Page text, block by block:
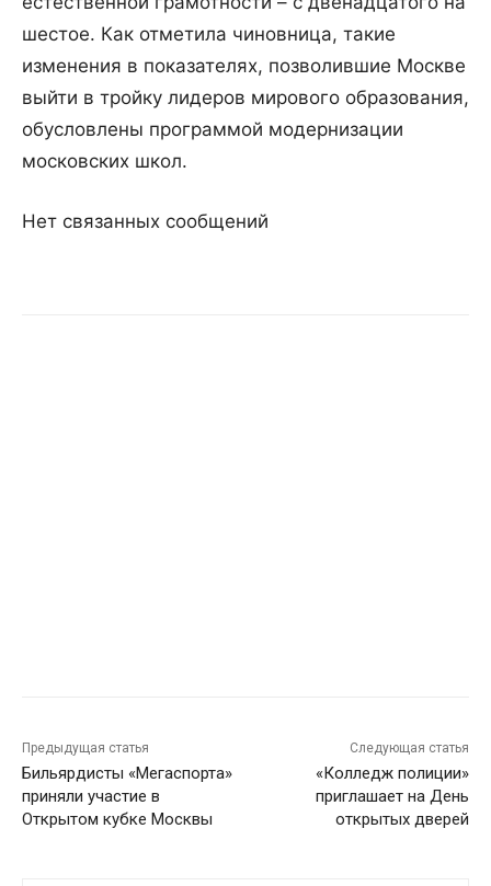
шестое. Как отметила чиновница, такие
изменения в показателях, позволившие Москве
выйти в тройку лидеров мирового образования,
обусловлены программой модернизации
московских школ.
Нет связанных сообщений
Предыдущая статья
Бильярдисты «Мегаспорта»
приняли участие в
Открытом кубке Москвы
Следующая статья
«Колледж полиции»
приглашает на День
открытых дверей